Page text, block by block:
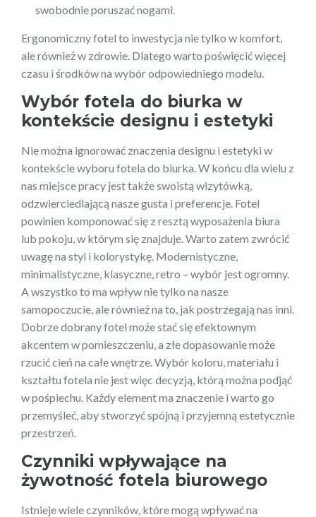
swobodnie poruszać nogami.
Ergonomiczny fotel to inwestycja nie tylko w komfort,
ale również w zdrowie. Dlatego warto poświęcić więcej
czasu i środków na wybór odpowiedniego modelu.
Wybór fotela do biurka w
kontekście designu i estetyki
Nie można ignorować znaczenia designu i estetyki w
kontekście wyboru fotela do biurka. W końcu dla wielu z
nas miejsce pracy jest także swoistą wizytówką,
odzwierciedlającą nasze gusta i preferencje. Fotel
powinien komponować się z resztą wyposażenia biura
lub pokoju, w którym się znajduje. Warto zatem zwrócić
uwagę na styl i kolorystykę. Modernistyczne,
minimalistyczne, klasyczne, retro – wybór jest ogromny.
A wszystko to ma wpływ nie tylko na nasze
samopoczucie, ale również na to, jak postrzegają nas inni.
Dobrze dobrany fotel może stać się efektownym
akcentem w pomieszczeniu, a złe dopasowanie może
rzucić cień na całe wnętrze. Wybór koloru, materiału i
kształtu fotela nie jest więc decyzją, którą można podjąć
w pośpiechu. Każdy element ma znaczenie i warto go
przemyśleć, aby stworzyć spójną i przyjemną estetycznie
przestrzeń.
Czynniki wpływające na
żywotność fotela biurowego
Istnieje wiele czynników, które mogą wpływać na